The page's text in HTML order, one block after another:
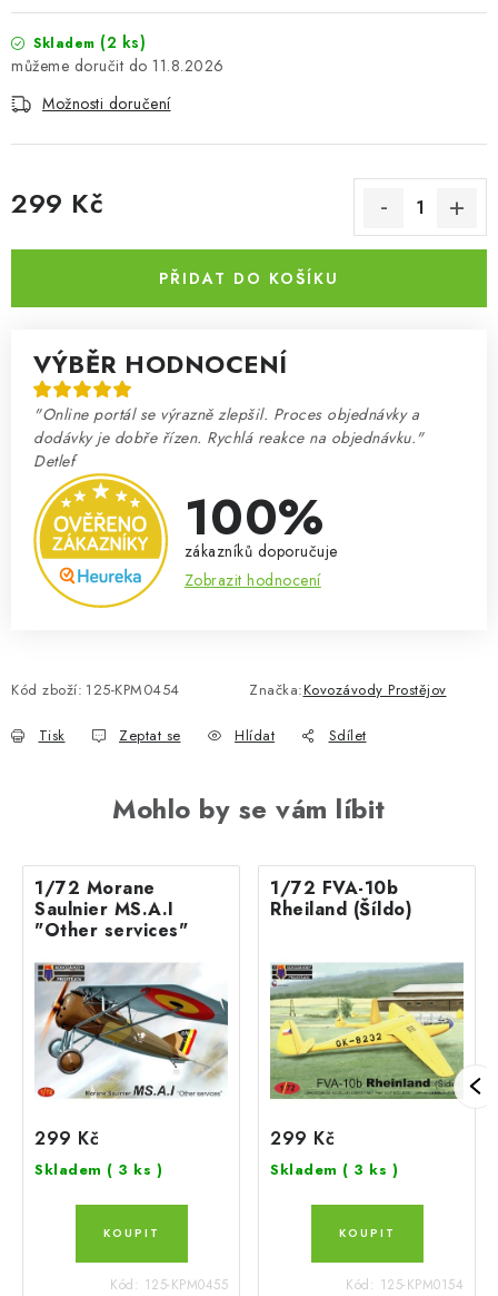
Reklamační řád
Velkoobchod (B2B)
Převodník modelářských barev
Skladem (2 ks)
11.8.2026
Možnosti doručení
299 Kč
PŘIDAT DO KOŠÍKU
VÝBĚR HODNOCENÍ
"Online portál se výrazně zlepšil. Proces objednávky a
dodávky je dobře řízen. Rychlá reakce na objednávku."
Detlef
100%
zákazníků doporučuje
Zobrazit hodnocení
Kód zboží: 125-KPM0454 Značka:Kovozávody Prostějov
Tisk Zeptat se Hlídat Sdílet
Mohlo by se vám líbit
1/72 Morane
Saulnier MS.A.I
"Other services"
299 Kč
Skladem ( 3 ks )
Kód: 125-KPM0455
1/72 FVA-10b
Rheiland (Šíldo)
299 Kč
Skladem ( 3 ks )
Kód: 125-KPM0154